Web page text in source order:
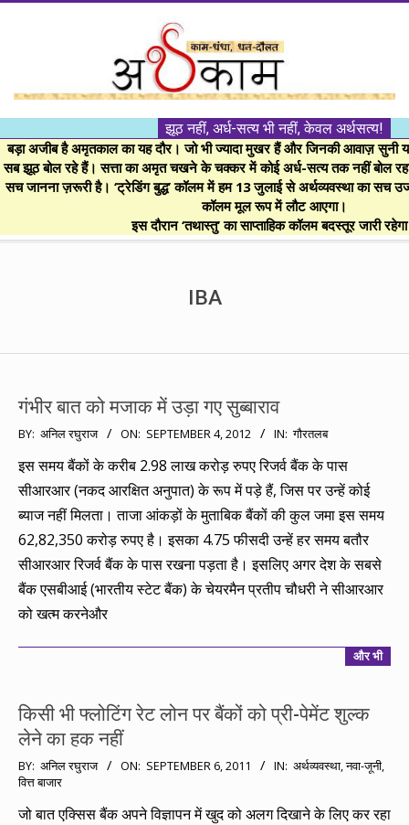
।।
अर्थकाम।।
BE
FINANCIALLY
झूठ नहीं, अर्ध-सत्य भी नहीं, केवल अर्थसत्य!
बड़ा अजीब है अमृतकाल का यह दौर। जो भी ज्यादा मुखर हैं और जिनकी आवाज़ सुनी
सब झूठ बोल रहे हैं। सत्ता का अमृत चखने के चक्कर में कोई अर्ध-सत्य तक नहीं बोल
सच जानना ज़रूरी है। ‘ट्रेडिंग बुद्ध’ कॉलम में हम 13 जुलाई से अर्थव्यवस्था का सच
कॉलम मूल रूप में लौट आएगा।
इस दौरान ‘तथास्तु’ का साप्ताहिक कॉलम बदस्तूर जारी
IBA
गंभीर बात को मजाक में उड़ा गए सुब्बाराव
2012-
04
BY: अनिल रघुराज ON: SEPTEMBER 4, 2012 IN: गौरतलब
इस समय बैंकों के करीब 2.98 लाख करोड़ रुपए रिजर्व बैंक के पास
सीआरआर (नकद आरक्षित अनुपात) के रूप में पड़े हैं, जिस पर उन्हें कोई
ब्याज नहीं मिलता। ताजा आंकड़ों के मुताबिक बैंकों की कुल जमा इस समय
62,82,350 करोड़ रुपए है। इसका 4.75 फीसदी उन्हें हर समय बतौर
सीआरआर रिजर्व बैंक के पास रखना पड़ता है। इसलिए अगर देश के सबसे
बैंक एसबीआई (भारतीय स्टेट बैंक) के चेयरमैन प्रतीप चौधरी ने सीआरआर
को खत्म करनेऔर
और भी
किसी भी फ्लोटिंग रेट लोन पर बैंकों को प्री-पेमेंट शुल्क
लेने का हक नहीं
2011-
09-
06
BY: अनिल रघुराज ON: SEPTEMBER 6, 2011 IN: अर्थव्यवस्था,नवा-जूनी,
वित्त बाजार
जो बात एक्सिस बैंक अपने विज्ञापन में खुद को अलग दिखाने के लिए कर रहा